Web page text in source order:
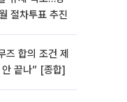
절차투표 추진
즈 합의 조건 제
끝나” [종합]